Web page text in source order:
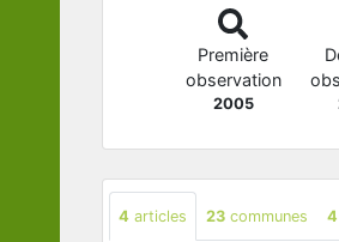
Première
observation
2005
4 articles 23 communes 4